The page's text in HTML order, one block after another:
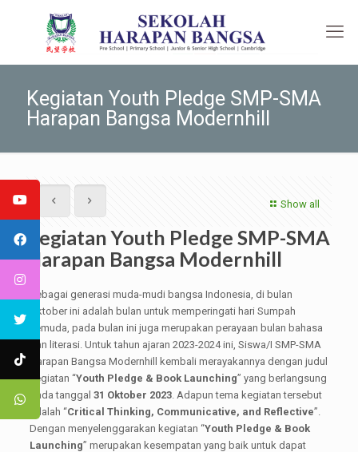
Kegiatan Youth Pledge SMP-SMA
Harapan Bangsa Modernhill
Show all
Kegiatan Youth Pledge SMP-SMA
Harapan Bangsa Modernhill
Sebagai generasi muda-mudi bangsa Indonesia, di bulan
Oktober ini adalah bulan untuk memperingati hari Sumpah
Pemuda, pada bulan ini juga merupakan perayaan bulan bahasa
dan literasi. Untuk tahun ajaran 2023-2024 ini, Siswa/I SMP-SMA
Harapan Bangsa Modernhill kembali merayakannya dengan judul
kegiatan “Youth Pledge & Book Launching” yang berlangsung
pada tanggal 31 Oktober 2023. Adapun tema kegiatan tersebut
adalah “Critical Thinking, Communicative, and Reflective”.
Dengan menyelenggarakan kegiatan “Youth Pledge & Book
Launching” merupakan kesempatan yang baik untuk dapat